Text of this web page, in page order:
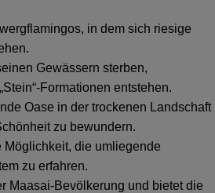
in dem sich riesige
Gewässern sterben,
Formationen entstehen.
Oase in der trockenen Landschaft
zu bewundern.
Möglichkeit, die umliegende
zu erfahren.
Maasai-Bevölkerung und bietet die